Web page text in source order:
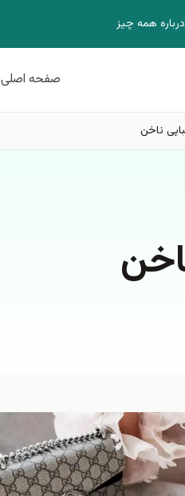
همه چيز
صفحه اصلی
ناخن